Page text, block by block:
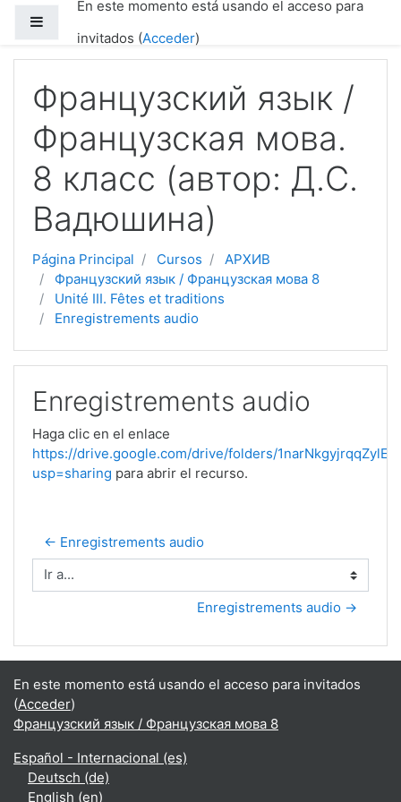
Saltar a contenido principal
En este momento está usando el acceso para
invitados (Acceder)
Французский язык /
Французская мова.
8 класс (автор: Д.С.
Вадюшина)
Página Principal Cursos
АРХИВ
Французский язык / Французская мова 8
Unité III. Fêtes et traditions
Enregistrements audio
Enregistrements audio
Haga clic en el enlace
https://drive.google.com/drive/folders/
usp=sharing para abrir el recurso.
← Enregistrements audio
Ir a...
Enregistrements audio →
En este momento está usando el acceso para invitados
(Acceder)
Французский язык / Французская мова 8
Español - Internacional ‎(es)‎
Deutsch ‎(de)‎
English ‎(en)‎